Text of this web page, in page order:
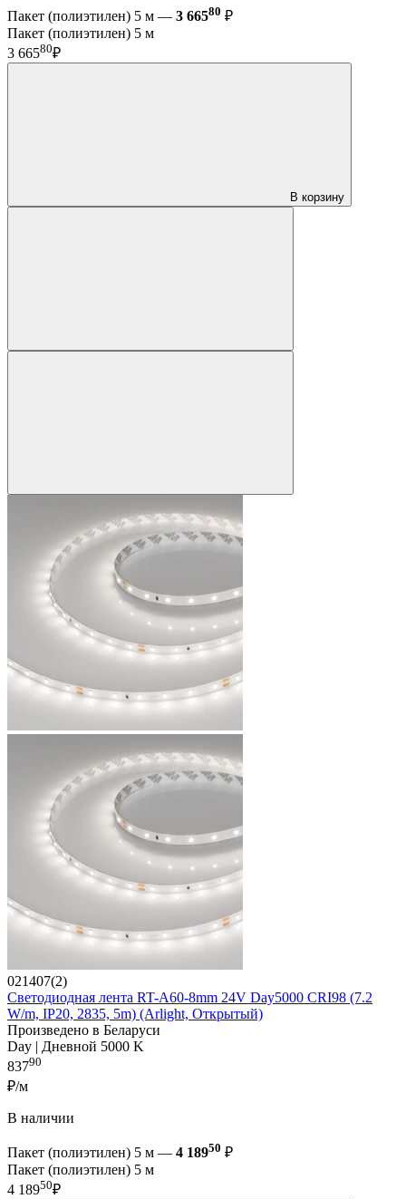
Пакет (полиэтилен) 5 м — 3 66580 ₽
Пакет (полиэтилен) 5 м
3 66580₽
В корзину
021407(2)
Светодиодная лента RT-A60-8mm 24V Day5000 CRI98 (7.2
W/m, IP20, 2835, 5m) (Arlight, Открытый)
Произведено в Беларуси
Day | Дневной 5000 K
83790
₽/м
В наличии
Пакет (полиэтилен) 5 м — 4 18950 ₽
Пакет (полиэтилен) 5 м
4 18950₽